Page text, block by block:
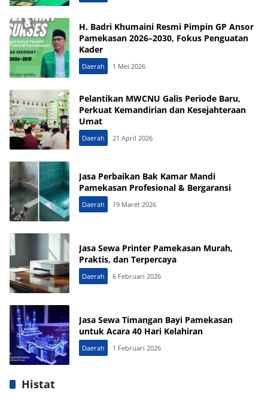
H. Badri Khumaini Resmi Pimpin GP Ansor
Pamekasan 2026–2030, Fokus Penguatan
Kader
Daerah 1 Mei 2026
Pelantikan MWCNU Galis Periode Baru,
Perkuat Kemandirian dan Kesejahteraan
Umat
Daerah 21 April 2026
Jasa Perbaikan Bak Kamar Mandi
Pamekasan Profesional & Bergaransi
Daerah 19 Maret 2026
Jasa Sewa Printer Pamekasan Murah,
Praktis, dan Terpercaya
Daerah 6 Februari 2026
Jasa Sewa Timangan Bayi Pamekasan
untuk Acara 40 Hari Kelahiran
Daerah 1 Februari 2026
Histat